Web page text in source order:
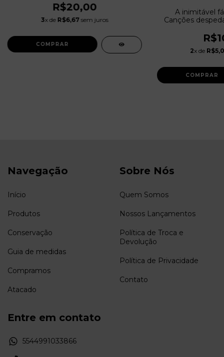
R$20,00
3x de R$6,67sem juros
A inimitável
Canções
2x de
Navegação
Início
Produtos
Conservação
Guia de medidas
Compramos
Atacado
Sobre Nós
Quem Somos
Nossos Lançamentos
Política de Troca e
Devolução
Política de Privacidade
Contato
Entre em contato
5544991033866